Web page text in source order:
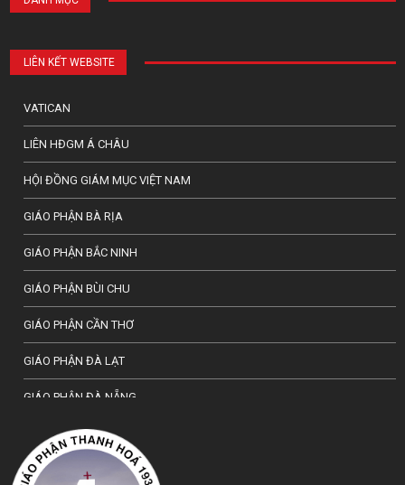
LIÊN KẾT WEBSITE
VATICAN
LIÊN HĐGM Á CHÂU
HỘI ĐỒNG GIÁM MỤC VIỆT NAM
GIÁO PHẬN BÀ RỊA
GIÁO PHẬN BẮC NINH
GIÁO PHẬN BÙI CHU
GIÁO PHẬN CẦN THƠ
GIÁO PHẬN ĐÀ LẠT
GIÁO PHẬN ĐÀ NẴNG
TỔNG GIÁO PHẬN HÀ NỘI
GIÁO PHẬN HẢI PHÒNG